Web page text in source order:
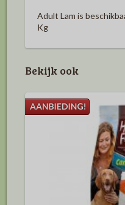
Adult Lam is
Kg
Bekijk ook